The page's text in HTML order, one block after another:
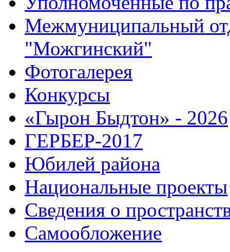
Межмуниципальный
"Можгинский"
Фотогалерея
Конкурсы
«Гырон Быдтон» - 2026
ГЕРБЕР-2017
Юбилей района
Национальные проекты
Сведения о
Самообложение